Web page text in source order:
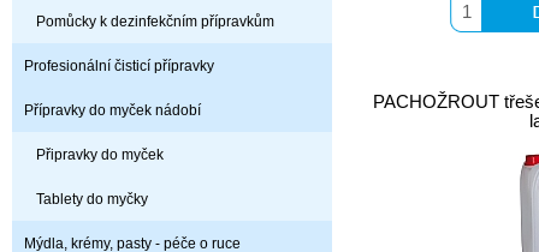
Pomůcky k dezinfekčním přípravkům
Profesionální čisticí přípravky
Přípravky do myček nádobí
Připravky do myček
Tablety do myčky
Mýdla, krémy, pasty - péče o ruce
PACHOŽROUT